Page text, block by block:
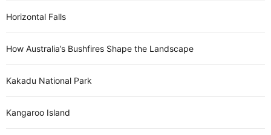
Horizontal Falls
How Australia’s Bushfires Shape the Landscape
Kakadu National Park
Kangaroo Island